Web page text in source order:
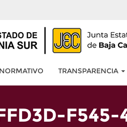
TRANSPARENCIA
F545-